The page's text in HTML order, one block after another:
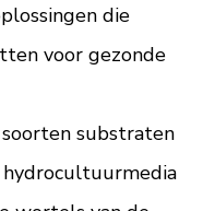
die
voor gezonde
substraten
hydrocultuurmedia